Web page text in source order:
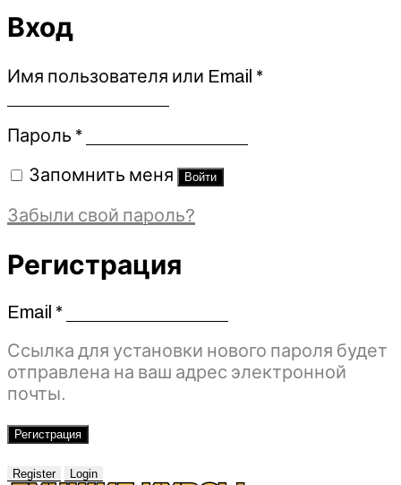
Вход
Имя пользователя или Email *Обязательно
Пароль *Обязательно
Запомнить меня Войти
Забыли свой пароль?
Регистрация
Email *Обязательно
Ссылка для установки нового пароля будет
отправлена ​​на ваш адрес электронной
почты.
Регистрация
Register Login